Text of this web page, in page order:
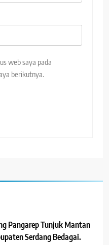
web saya pada
berikutnya.
Pangarep Tunjuk Mantan
Serdang Bedagai.